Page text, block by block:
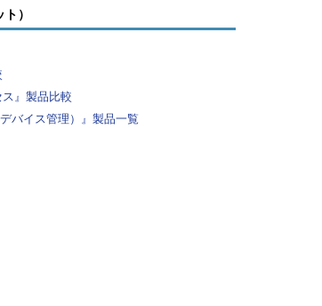
）
』製品比較
バイス管理）』製品一覧